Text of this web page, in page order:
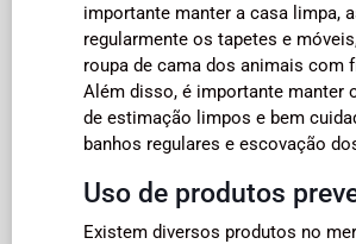
importante manter a casa limpa,
regularmente os tapetes e
roupa de cama dos animais com
Além disso, é importante manter
de estimação limpos e bem
banhos regulares e escovação
Uso de produtos
Existem diversos produtos no